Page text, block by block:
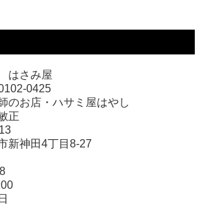
はさみ屋
0425
のお店・ハサミ屋はやし
正
新神田4丁目8-27